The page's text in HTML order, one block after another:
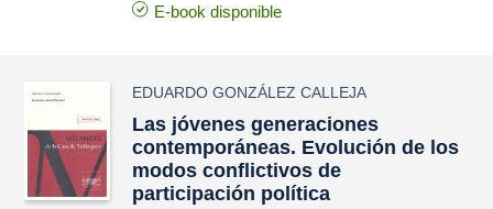
E-book disponible
EDUARDO GONZÁLEZ CALLEJA
Las jóvenes generaciones
contemporáneas. Evolución de los
modos conflictivos de
participación política